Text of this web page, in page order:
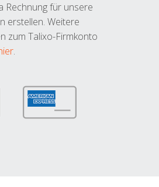
Rechnung für unsere
erstellen. Weitere
zum Talixo-Firmkonto
.